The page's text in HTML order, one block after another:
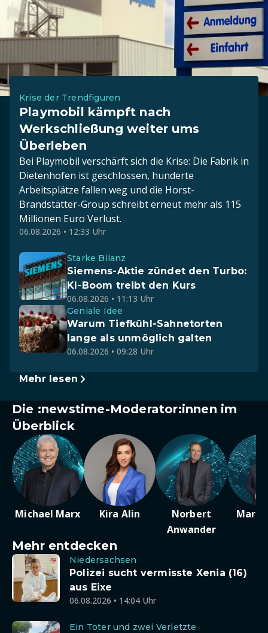
Krise der Trendfiguren
Playmobil kämpft nach
Werkschließung weiter ums
Überleben
Bei Playmobil verschärft sich die Krise: Die Fabrik in
Dietenhofen ist geschlossen, hunderte
Arbeitsplätze fallen weg und die Horst-
Brandstätter-Group schreibt erneut mehr als 115
Millionen Euro Verlust.
06.08.2026 • 12:33 Uhr
Starke Bilanz
Siemens-Aktie zündet den Turbo:
KI-Boom treibt den Kurs
06.08.2026 • 11:13 Uhr
Geniale Idee
Warum Tiefkühl-Sahnetorten
lange als unmöglich galten
06.08.2026 • 09:28 Uhr
Mehr lesen
Die :newstime-Moderator:innen im
Überblick
Michael Marx Kira Alin
Norbert
Anwander
Marc
Mehr entdecken
Niedersachsen
Polizei sucht vermisste Xenia (16)
aus Eixe
06.08.2026 • 14:04 Uhr
Ein Toter und zwei Verletzte